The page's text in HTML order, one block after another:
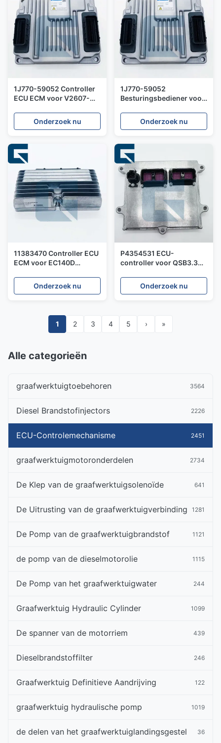
1J770-59052 Controller
ECU ECM voor V2607-
Onderzoek nu
1J770-59052
Besturingsbediener voor
Motor
Onderzoek nu
11383470 Controller ECU
ECM voor EC140D
Onderzoek nu
P4354531 ECU-
controller voor QSB3.3
Onderzoek nu
1 2 3 4 5 › »
Alle categorieën
graafwerktuigtoebehoren 3564
Diesel Brandstofinjectors 2226
ECU-Controlemechanisme 2451
graafwerktuigmotoronderdelen 2734
De Klep van de graafwerktuigsolenoïde 641
De Uitrusting van de graafwerktuigverbinding 1281
De Pomp van de graafwerktuigbrandstof 1121
de pomp van de dieselmotorolie 1115
De Pomp van het graafwerktuigwater 244
Graafwerktuig Hydraulic Cylinder 1099
De spanner van de motorriem 439
Dieselbrandstoffilter 246
Graafwerktuig Definitieve Aandrijving 122
graafwerktuig hydraulische pomp 1019
de delen van het graafwerktuiglandingsgestel 36